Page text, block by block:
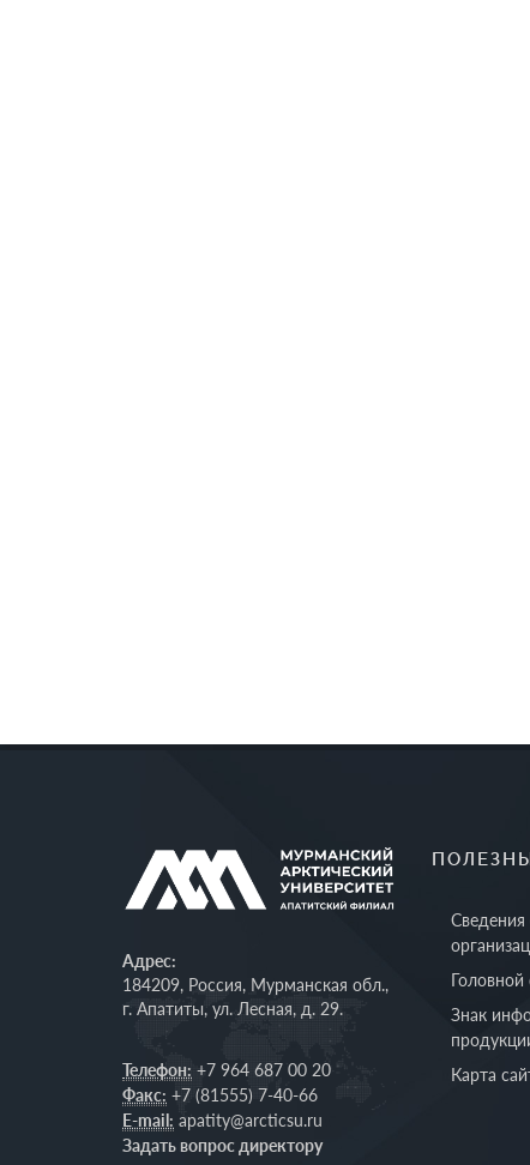
Адрес:
184209, Россия, Мурманская обл.,
г. Апатиты, ул. Лесная, д. 29.
Телефон: +7 964 687 00 20
Факс: +7 (81555) 7-40-66
E-mail: apatity@arcticsu.ru
Задать вопрос директору
Сведения
Знак
Карта